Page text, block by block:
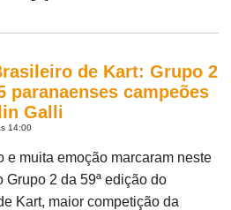
de Kart: Grupo 2
paranaenses campeões
Galli
14:00
e muita emoção marcaram neste
2 da 59ª edição do
Kart, maior competição da